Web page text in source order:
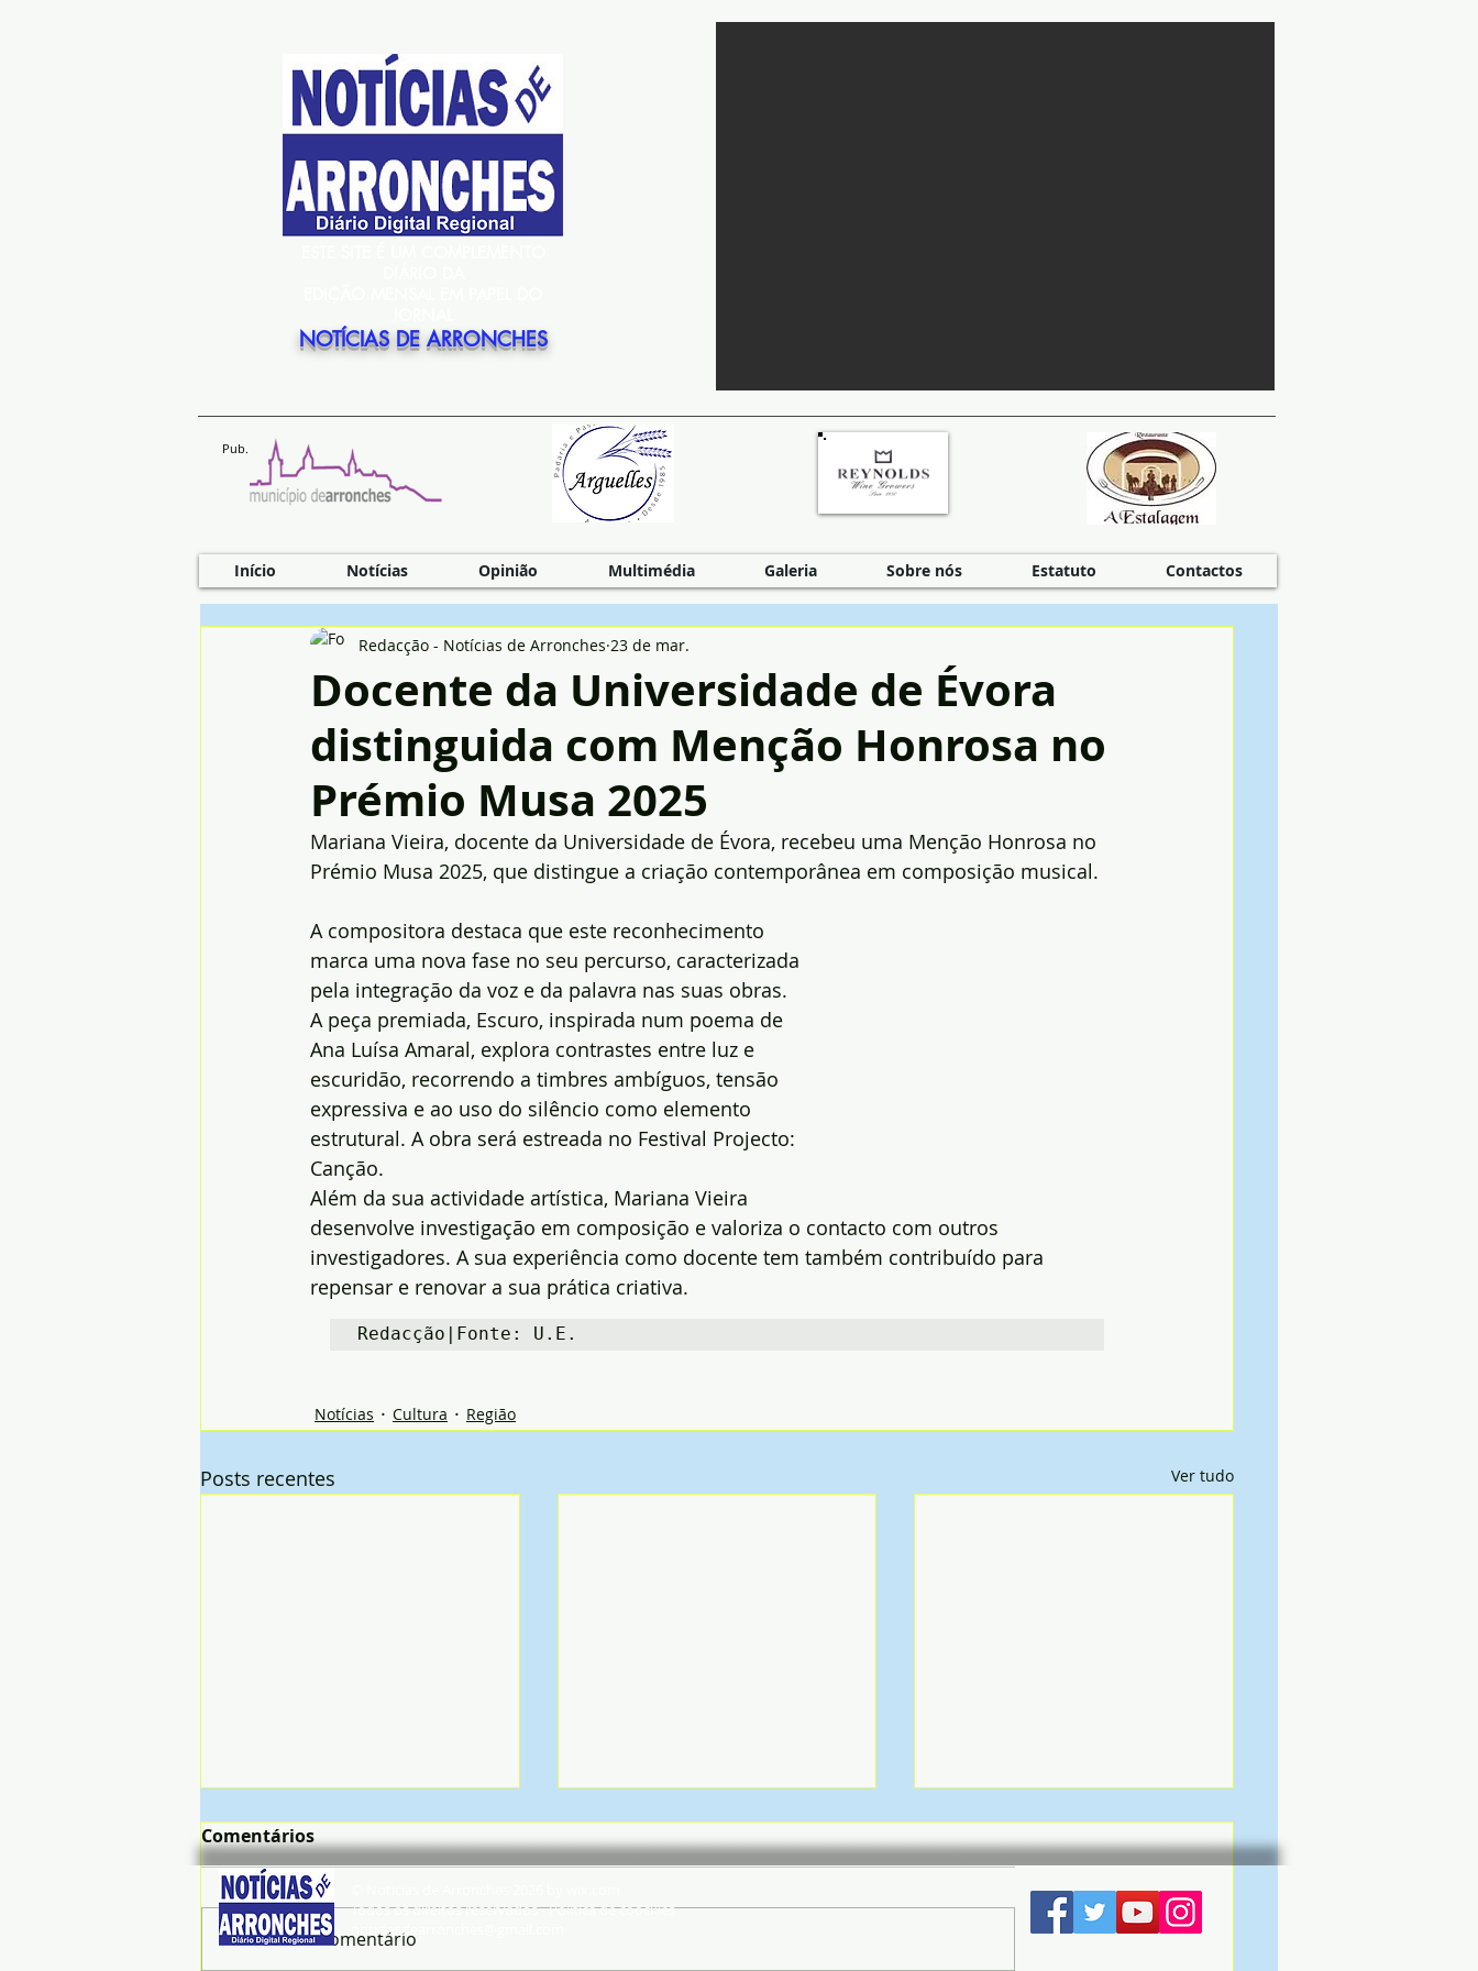
NOTÍCIAS DE ARRONCHES
Pub.
Início Notícias Opinião Multimédia Galeria Sobre nós Estatuto Contactos
Docente da Universidade de Évora
distinguida com Menção Honrosa no
Prémio Musa 2025
Redacção - Notícias de Arronches 23 de mar.
Mariana Vieira, docente da Universidade de Évora, recebeu uma Menção Honrosa no
Prémio Musa 2025, que distingue a criação contemporânea em composição musical.
A compositora destaca que este reconhecimento
marca uma nova fase no seu percurso, caracterizada
pela integração da voz e da palavra nas suas obras.
A peça premiada, Escuro, inspirada num poema de
Ana Luísa Amaral, explora contrastes entre luz e
escuridão, recorrendo a timbres ambíguos, tensão
expressiva e ao uso do silêncio como elemento
estrutural. A obra será estreada no Festival Projecto:
Canção.
Além da sua actividade artística, Mariana Vieira
desenvolve investigação em composição e valoriza o contacto com outros
investigadores. A sua experiência como docente tem também contribuído para
repensar e renovar a sua prática criativa.
Redacção|Fonte: U.E.
Notícias Cultura Região
Posts recentes Ver tudo
Comentários
Escreva um comentário
Todos os direitos reservados - Política de coockies
noticiasdearronches@gmail.com